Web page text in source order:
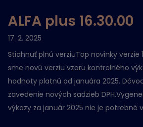
ALFA plus 16.30.00
17. 2. 2025
Stiahnuť plnú verziuTop novinky verzie
sme novú verziu vzoru kontrolného
hodnoty platnú od januára 2025.
zavedenie nových sadzieb
výkazy za január 2025 nie je potrebné